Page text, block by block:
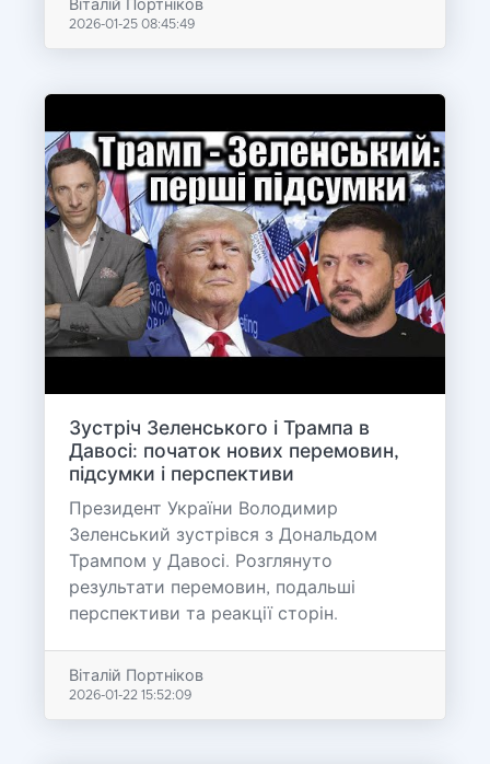
Віталій Портніков
2026-01-25 08:45:49
Зустріч Зеленського і Трампа в
Давосі: початок нових перемовин,
підсумки і перспективи
Президент України Володимир
Зеленський зустрівся з Дональдом
Трампом у Давосі. Розглянуто
результати перемовин, подальші
перспективи та реакції сторін.
Віталій Портніков
2026-01-22 15:52:09